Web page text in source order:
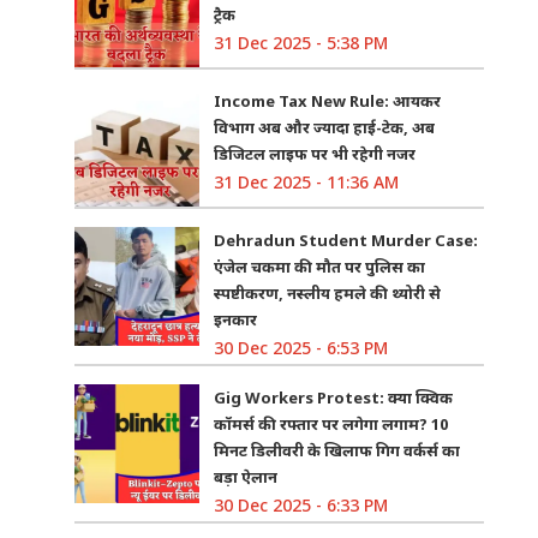
ट्रैक
31 Dec 2025 - 5:38 PM
Income Tax New Rule: आयकर
विभाग अब और ज्यादा हाई-टेक, अब
डिजिटल लाइफ पर भी रहेगी नजर
31 Dec 2025 - 11:36 AM
Dehradun Student Murder Case:
एंजेल चकमा की मौत पर पुलिस का
स्पष्टीकरण, नस्लीय हमले की थ्योरी से
इनकार
30 Dec 2025 - 6:53 PM
Gig Workers Protest: क्या क्विक
कॉमर्स की रफ्तार पर लगेगा लगाम? 10
मिनट डिलीवरी के खिलाफ गिग वर्कर्स का
बड़ा ऐलान
30 Dec 2025 - 6:33 PM